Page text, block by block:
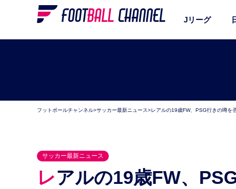
Jリーグ
フットボールチャンネル>サッカー最新ニュース>レアルの19歳FW、PSG行きの噂を
サッカー最新ニュース
レアルの19歳FW、PSG行きの噂を否定。「選択肢は